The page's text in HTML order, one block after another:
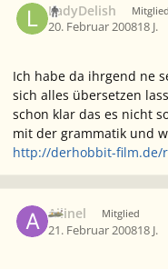
LadyDelish Mitglied
20. Februar 200818 J.
Ich habe da ihrgend ne
sich alles übersetzen
schon klar das es nicht
mit der grammatik und
http://derhobbit-film.de/
Ailinel Mitglied
21. Februar 200818 J.